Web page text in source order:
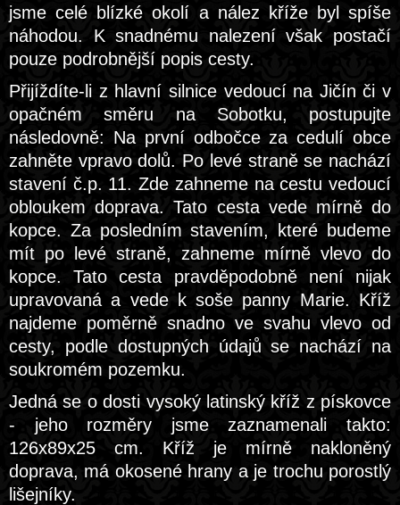
jsme celé blízké okolí a nález kříže byl spíše
náhodou. K snadnému nalezení však postačí
pouze podrobnější popis cesty.
Přijíždíte-li z hlavní silnice vedoucí na Jičín či v
opačném směru na Sobotku, postupujte
následovně: Na první odbočce za cedulí obce
zahněte vpravo dolů. Po levé straně se nachází
stavení č.p. 11. Zde zahneme na cestu vedoucí
obloukem doprava. Tato cesta vede mírně do
kopce. Za posledním stavením, které budeme
mít po levé straně, zahneme mírně vlevo do
kopce. Tato cesta pravděpodobně není nijak
upravovaná a vede k soše panny Marie. Kříž
najdeme poměrně snadno ve svahu vlevo od
cesty, podle dostupných údajů se nachází na
soukromém pozemku.
Jedná se o dosti vysoký latinský kříž z pískovce
- jeho rozměry jsme zaznamenali takto:
126x89x25 cm. Kříž je mírně nakloněný
doprava, má okosené hrany a je trochu porostlý
lišejníky.